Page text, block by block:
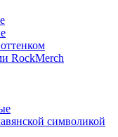
RockMerch
символикой